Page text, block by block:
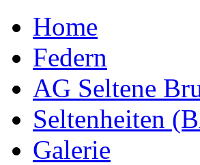
Home
Federn
AG Seltene
Seltenheiten
Galerie